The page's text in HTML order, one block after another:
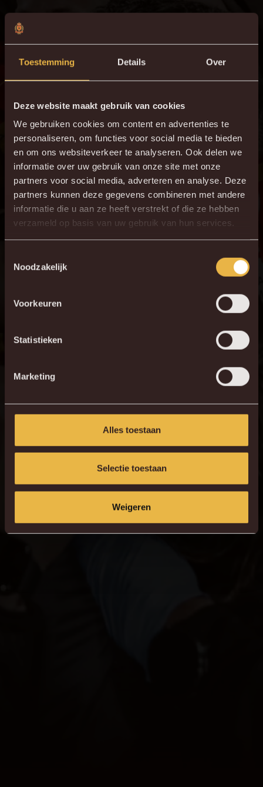
Toestemming Details Over
Deze website maakt gebruik van cookies
We gebruiken cookies om content en advertenties te
personaliseren, om functies voor social media te bieden
en om ons websiteverkeer te analyseren. Ook delen we
informatie over uw gebruik van onze site met onze
partners voor social media, adverteren en analyse. Deze
partners kunnen deze gegevens combineren met andere
informatie die u aan ze heeft verstrekt of die ze hebben
verzameld op basis van uw gebruik van hun services.
Noodzakelijk
Voorkeuren
Statistieken
Marketing
Alles toestaan
Selectie toestaan
Weigeren